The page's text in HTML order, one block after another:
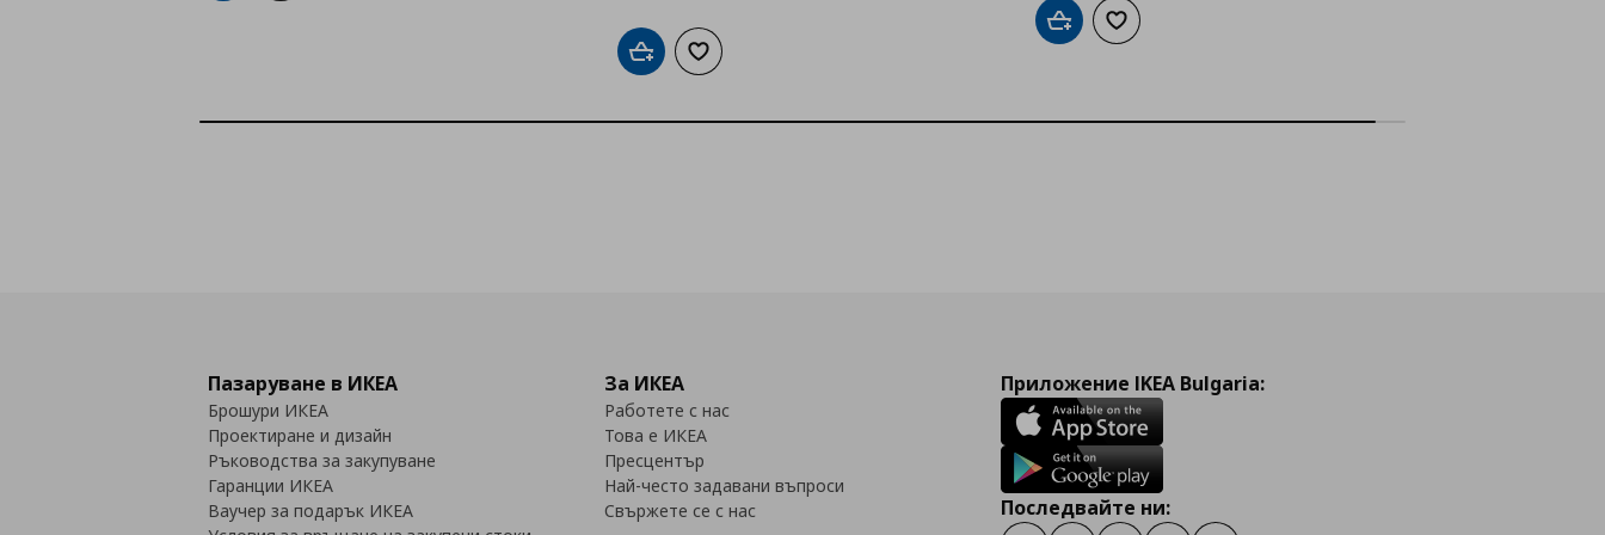
Добави в кошницата
Добави към списъка с любими
Добави в кошницата
Добави към списъка с любими
Пазаруване в ИКЕА
Брошури ИКЕА
Проектиране и дизайн
Ръководства за закупуване
Гаранции ИКЕА
Ваучер за подарък ИКЕА
За ИКЕА
Работете с нас
Това е ИКЕА
Пресцентър
Най-често задавани въпроси
Свържете се с нас
Приложение IKEA Bulgaria:
Последвайте ни: